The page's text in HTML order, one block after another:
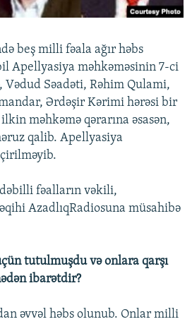
beş milli fəala ağır həbs
Apellyasiya məhkəməsinin 7-ci
Vədud Səadəti, Rəhim Qulami,
Ərdəşir Kərimi hərəsi bir
məhkəmə qərarına əsasən,
qalib. Apellyasiya
fəalların vəkili,
AzadlıqRadiosuna müsahibə
tutulmuşdu və onlara qarşı
ibarətdir?
əvvəl həbs olunub. Onlar milli